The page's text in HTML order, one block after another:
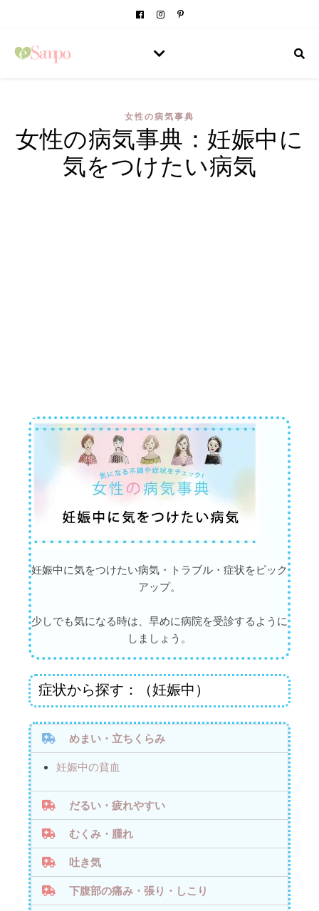
女性の病気事典
女性の病気事典：妊娠中に
気をつけたい病気
妊娠中に気をつけたい病気・トラブル・症状をピック
アップ。
少しでも気になる時は、早めに病院を受診するように
しましょう。
症状から探す：（妊娠中）
めまい・立ちくらみ
妊娠中の貧血
だるい・疲れやすい
むくみ・腫れ
吐き気
下腹部の痛み・張り・しこり